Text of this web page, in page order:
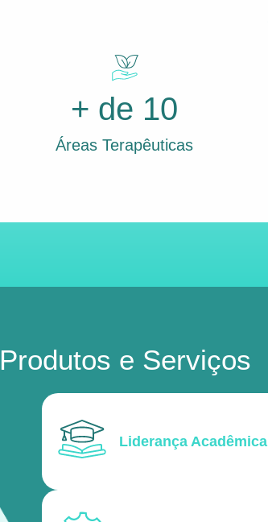
+ de 10
Áreas Terapêuticas
Produtos e Serviços
Liderança Acadêmica